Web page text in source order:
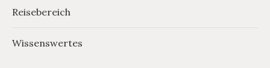
Reisebereich
Wissenswertes